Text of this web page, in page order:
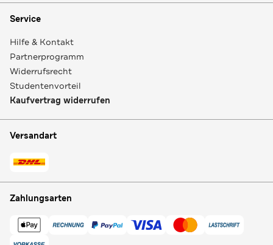
Service
Hilfe & Kontakt
Partnerprogramm
Widerrufsrecht
Studentenvorteil
Kaufvertrag widerrufen
Versandart
Zahlungsarten